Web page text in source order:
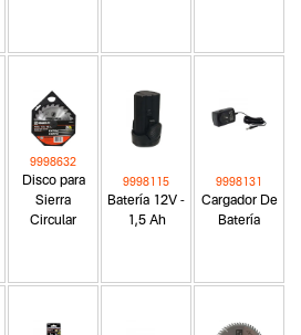
Disco para
Sierra
Circular
9998632
Batería 12V -
1,5 Ah
9998115
Cargador De
Batería
9998131